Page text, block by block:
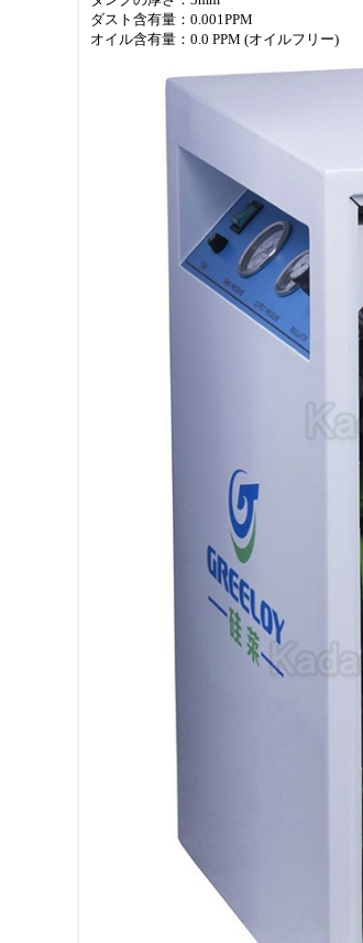
ダスト含有量：0.001PPM
オイル含有量：0.0 PPM (オイルフリー)